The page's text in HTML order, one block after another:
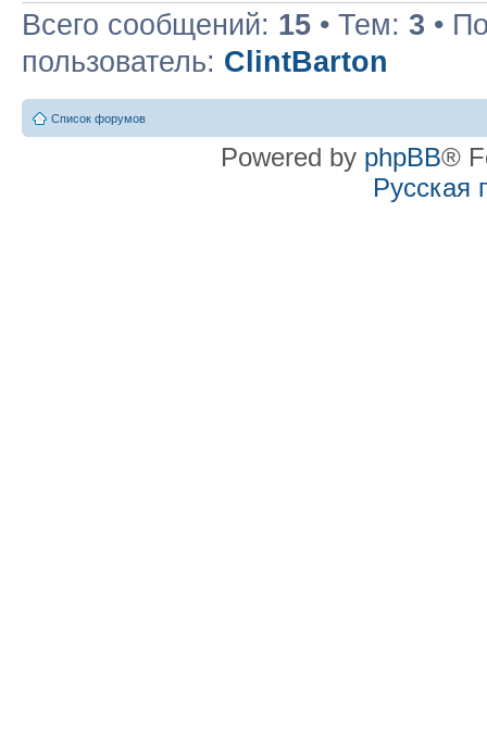
Всего сообщений: 15 • Тем: 3 •
пользователь: ClintBarton
Список форумов
Powered by phpBB®
Русская